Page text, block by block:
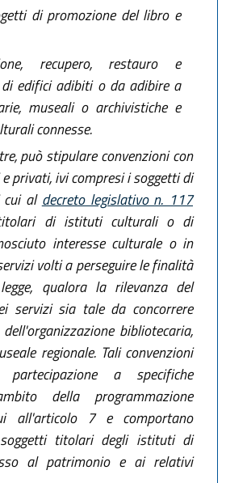
di promozione del libro e
recupero, restauro e
edifici adibiti o da adibire a
museali o archivistiche e
connesse.
può stipulare convenzioni con
privati, ivi compresi i soggetti di
cui al decreto legislativo n. 117
di istituti culturali o di
interesse culturale o in
volti a perseguire le finalità
qualora la rilevanza del
servizi sia tale da concorrere
bibliotecaria,
regionale. Tali convenzioni
a specifiche
della programmazione
all'articolo 7 e comportano
titolari degli istituti di
al patrimonio e ai relativi